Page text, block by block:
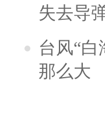
失去导
台风“
那么大